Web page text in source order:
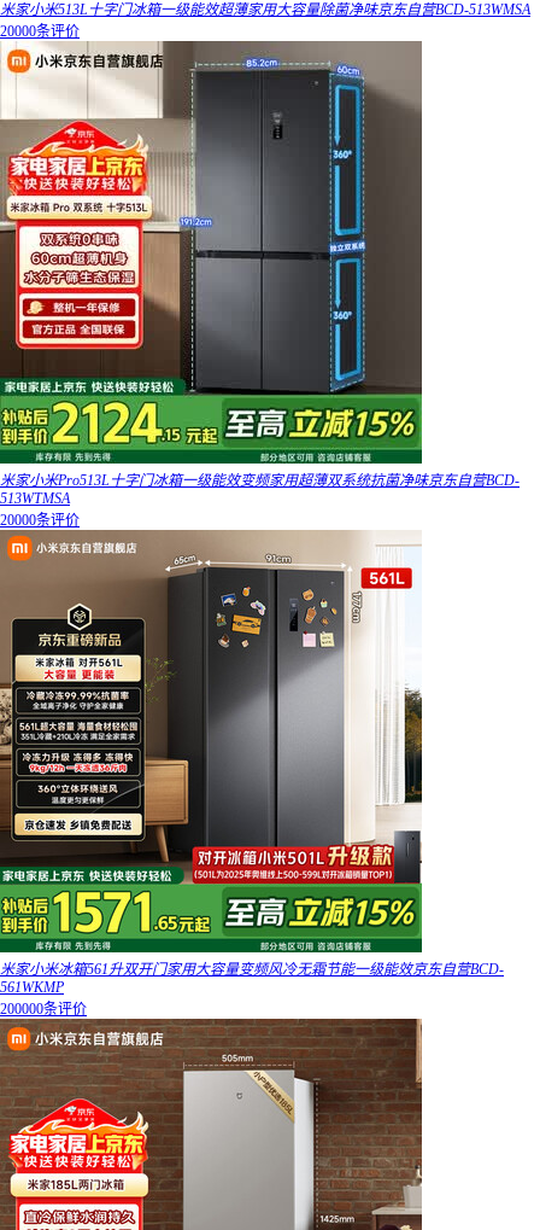
米家小米513L十字门冰箱一级能效超薄家用大容量除菌净味京东自营BCD-513WMSA
20000条评价
米家小米Pro513L十字门冰箱一级能效变频家用超薄双系统抗菌净味京东自营BCD-
513WTMSA
20000条评价
米家小米冰箱561升双开门家用大容量变频风冷无霜节能一级能效京东自营BCD-
561WKMP
200000条评价